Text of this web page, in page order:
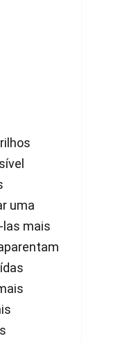
uma
las mais